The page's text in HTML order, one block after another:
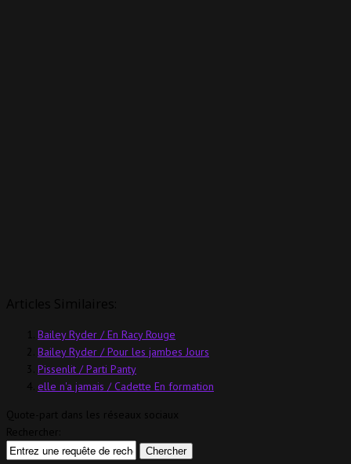
Bailey Ryder / En Racy Rouge
Bailey Ryder / Pour les jambes Jours
Pissenlit / Parti Panty
elle n'a jamais / Cadette En formation